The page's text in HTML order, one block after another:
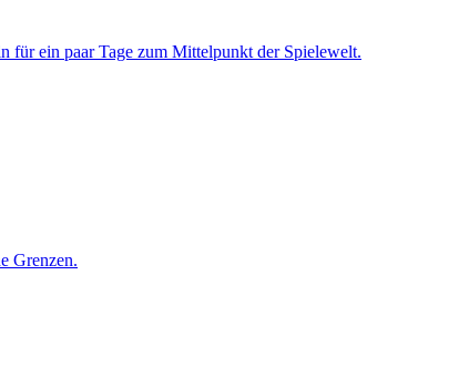
für ein paar Tage zum Mittelpunkt der Spielewelt.